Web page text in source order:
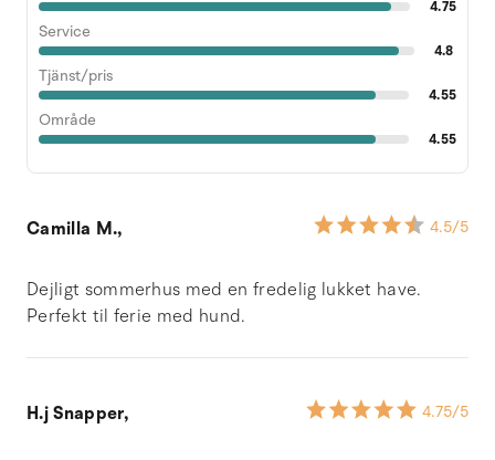
4.75
Service
4.8
Tjänst/pris
4.55
Område
4.55
Camilla M., 4.5/5
Dejligt sommerhus med en fredelig lukket have.
Perfekt til ferie med hund.
H.j Snapper, 4.75/5